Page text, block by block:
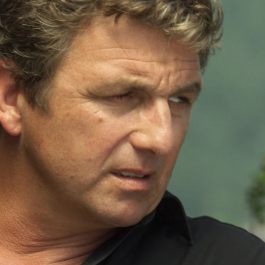
WhatsappFacebook
quiere morir del cáncer que la afecta.
piensa igualque eldoctor Gruber,
doctor. Martin sabe que la mejor
y recuerda un antiguo caso que le
dispuesto a que se repita.